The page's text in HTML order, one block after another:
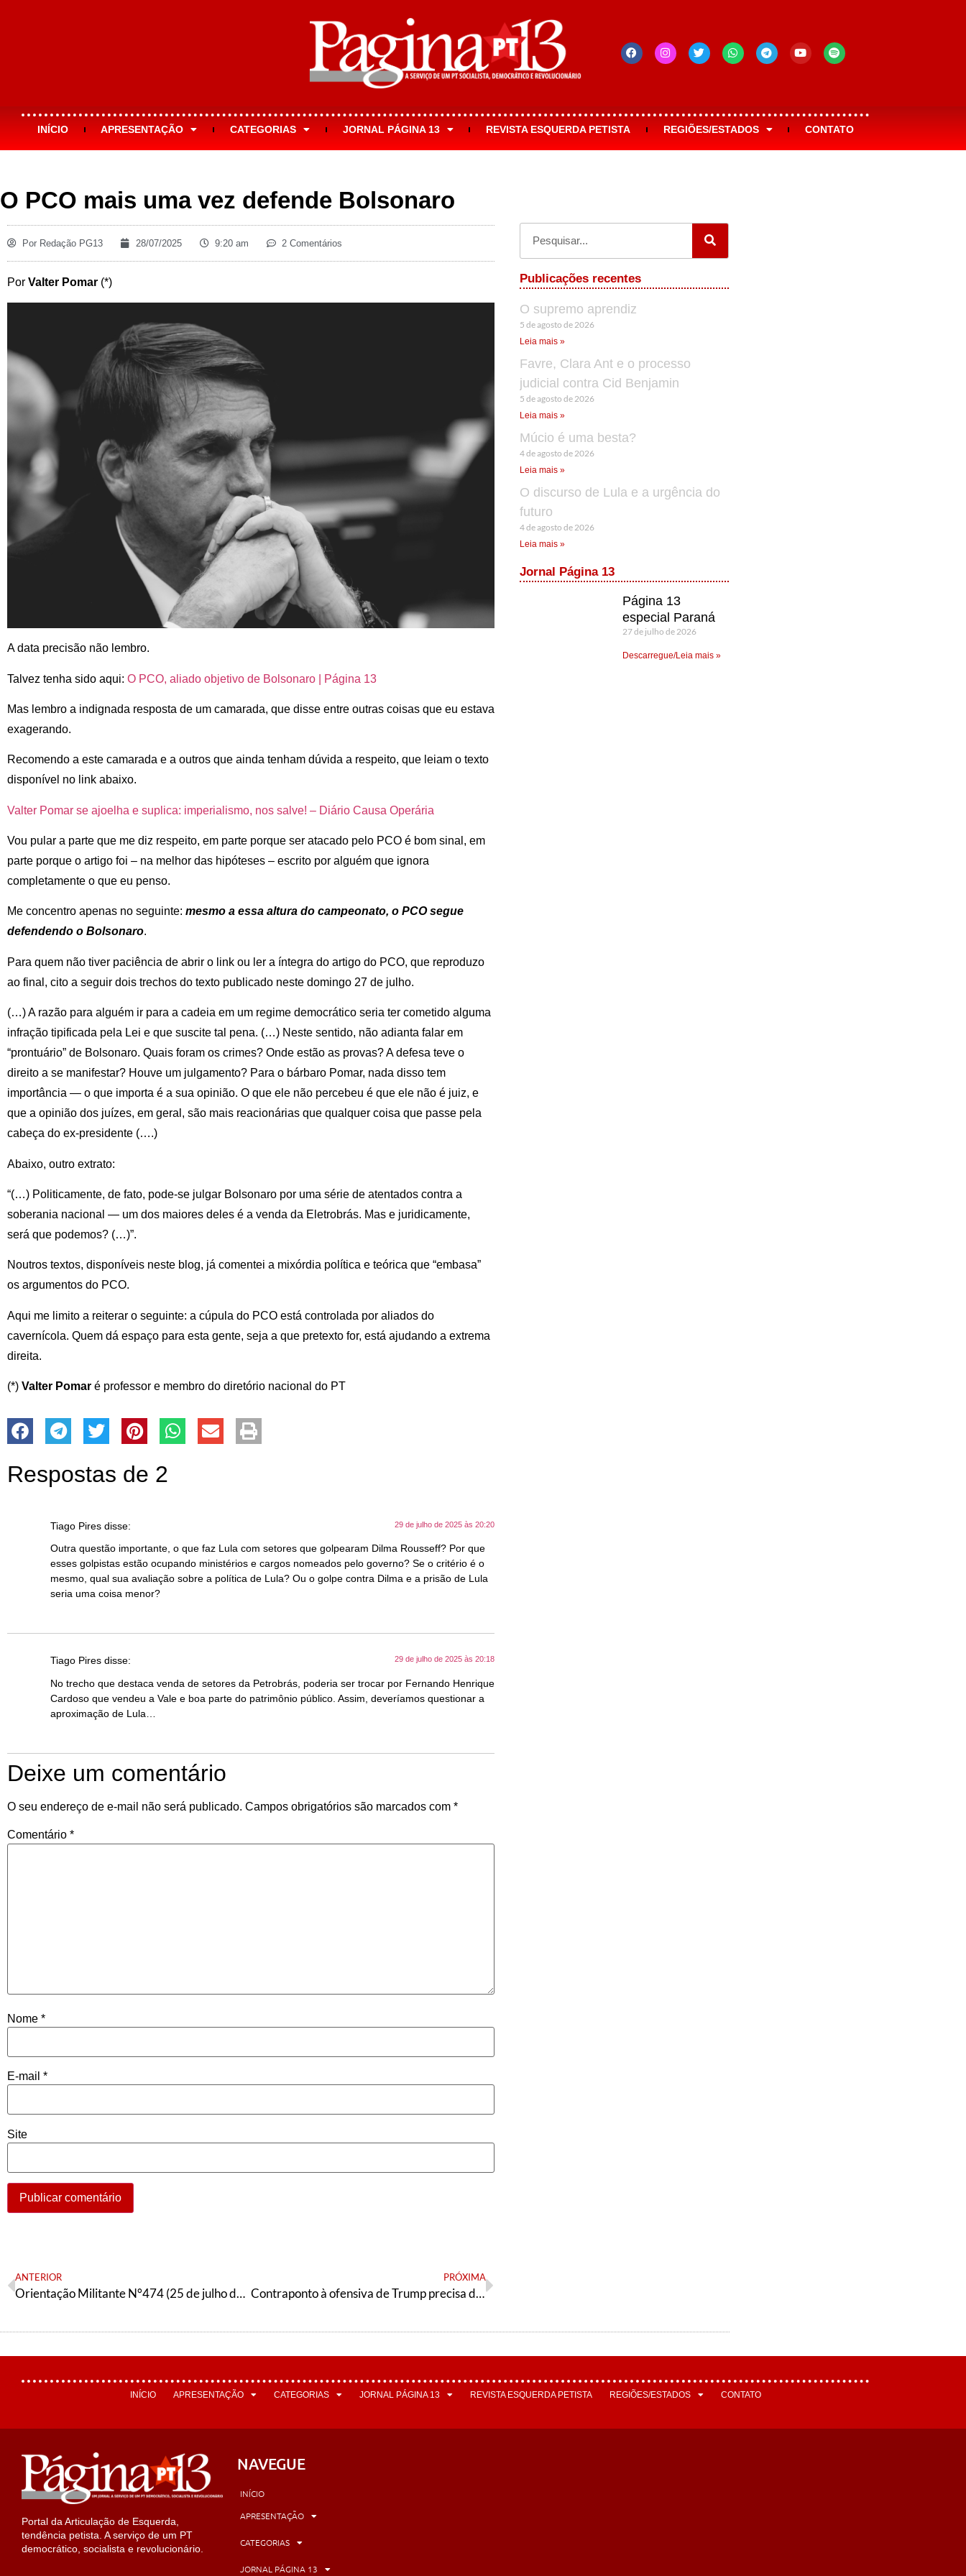
INÍCIO APRESENTAÇÃO CATEGORIAS JORNAL PÁGINA 13 REVISTA ESQUERDA PETISTA REGIÕES/ESTADOS CONTATO
O PCO mais uma vez defende Bolsonaro
Por Redação PG13 28/07/2025 9:20 am 2 Comentários
Por Valter Pomar (*)
A data precisão não lembro.
Talvez tenha sido aqui: O PCO, aliado objetivo de Bolsonaro | Página 13
Mas lembro a indignada resposta de um camarada, que disse entre outras coisas que eu estava
exagerando.
Recomendo a este camarada e a outros que ainda tenham dúvida a respeito, que leiam o texto
disponível no link abaixo.
Valter Pomar se ajoelha e suplica: imperialismo, nos salve! – Diário Causa Operária
Vou pular a parte que me diz respeito, em parte porque ser atacado pelo PCO é bom sinal, em
parte porque o artigo foi – na melhor das hipóteses – escrito por alguém que ignora
completamente o que eu penso.
Me concentro apenas no seguinte: mesmo a essa altura do campeonato, o PCO segue
defendendo o Bolsonaro.
Para quem não tiver paciência de abrir o link ou ler a íntegra do artigo do PCO, que reproduzo
ao final, cito a seguir dois trechos do texto publicado neste domingo 27 de julho.
(…) A razão para alguém ir para a cadeia em um regime democrático seria ter cometido alguma
infração tipificada pela Lei e que suscite tal pena. (…) Neste sentido, não adianta falar em
“prontuário” de Bolsonaro. Quais foram os crimes? Onde estão as provas? A defesa teve o
direito a se manifestar? Houve um julgamento? Para o bárbaro Pomar, nada disso tem
importância — o que importa é a sua opinião. O que ele não percebeu é que ele não é juiz, e
que a opinião dos juízes, em geral, são mais reacionárias que qualquer coisa que passe pela
cabeça do ex-presidente (….)
Abaixo, outro extrato:
“(…) Politicamente, de fato, pode-se julgar Bolsonaro por uma série de atentados contra a
soberania nacional — um dos maiores deles é a venda da Eletrobrás. Mas e juridicamente,
será que podemos? (…)”.
Noutros textos, disponíveis neste blog, já comentei a mixórdia política e teórica que “embasa”
os argumentos do PCO.
Aqui me limito a reiterar o seguinte: a cúpula do PCO está controlada por aliados do
cavernícola. Quem dá espaço para esta gente, seja a que pretexto for, está ajudando a extrema
direita.
(*) Valter Pomar é professor e membro do diretório nacional do PT
Respostas de 2
Tiago Pires disse: 29 de julho de 2025 às 20:20
Outra questão importante, o que faz Lula com setores que golpearam Dilma Rousseff? Por que
esses golpistas estão ocupando ministérios e cargos nomeados pelo governo? Se o critério é o
mesmo, qual sua avaliação sobre a política de Lula? Ou o golpe contra Dilma e a prisão de Lula
seria uma coisa menor?
Tiago Pires disse: 29 de julho de 2025 às 20:18
No trecho que destaca venda de setores da Petrobrás, poderia ser trocar por Fernando Henrique
Cardoso que vendeu a Vale e boa parte do patrimônio público. Assim, deveríamos questionar a
aproximação de Lula…
Deixe um comentário
O seu endereço de e-mail não será publicado. Campos obrigatórios são marcados com *
Comentário *
Nome *
E-mail *
Site
ANTERIOR
Orientação Militante N°474 (25 de julho de 2025)
PRÓXIMA
Contraponto à ofensiva de Trump precisa de mais aliados
Publicações recentes
O supremo aprendiz
5 de agosto de 2026
Leia mais »
Favre, Clara Ant e o processo
judicial contra Cid Benjamin
5 de agosto de 2026
Leia mais »
Múcio é uma besta?
4 de agosto de 2026
Leia mais »
O discurso de Lula e a urgência do
futuro
4 de agosto de 2026
Leia mais »
Jornal Página 13
Página 13
especial Paraná
27 de julho de 2026
Descarregue/Leia mais »
INÍCIO APRESENTAÇÃO CATEGORIAS JORNAL PÁGINA 13 REVISTA ESQUERDA PETISTA REGIÕES/ESTADOS CONTATO
Portal da Articulação de Esquerda,
tendência petista. A serviço de um PT
democrático, socialista e revolucionário.
NAVEGUE
INÍCIO
APRESENTAÇÃO
CATEGORIAS
JORNAL PÁGINA 13